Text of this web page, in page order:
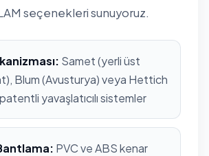
seçenekleri sunuyoruz.
Samet (yerli üst
Blum (Avusturya) veya Hettich
yavaşlatıcılı sistemler
PVC ve ABS kenar